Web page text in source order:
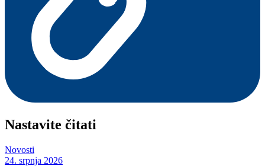
Nastavite čitati
Novosti
24. srpnja 2026